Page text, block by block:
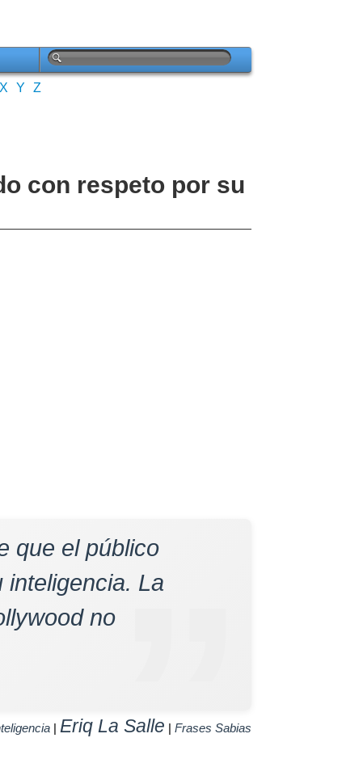
X Y Z
con respeto por su
que el público
La
no
| Eriq La Salle | Frases Sabias